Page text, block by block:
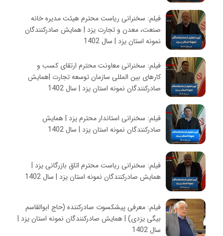
فیلم: سخنرانی ریاست محترم هیئت مدیره خانه
صنعت، معدن و تجارت یزد | همایش صادرکنندگان
نمونه استان یزد | سال 1402
فیلم: سخنرانی معاونت محترم ارتقای کسب و
کارهای بین المللی سازمان توسعه تجارت |همایش
صادرکنندگان نمونه استان یزد | سال 1402
فیلم: سخنرانی استاندار محترم یزد | همایش
صادرکنندگان نمونه استان یزد | سال 1402
فیلم: سخنرانی ریاست محترم اتاق بازرگانی یزد |
همایش صادرکنندگان نمونه استان یزد | سال 1402
فیلم: معرفی پیشکسوت صادرکننده (حاج ابوالقاسم
بیگی یزدی) | همایش صادرکنندگان نمونه استان یزد |
سال 1402